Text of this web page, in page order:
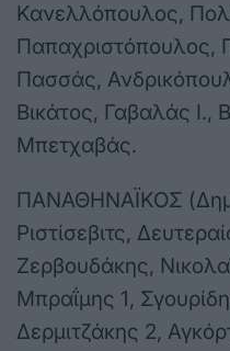
Κανελλόπουλος,
Παπαχριστόπουλος,
Πασσάς,
Βικάτος, Γαβαλάς Ι.,
Μπετχαβάς.
ΠΑΝΑΘΗΝΑΪΚΟΣ
Ριστίσεβιτς,
Ζερβουδάκης,
Μπραΐμης 1,
Δερμιτζάκης 2,